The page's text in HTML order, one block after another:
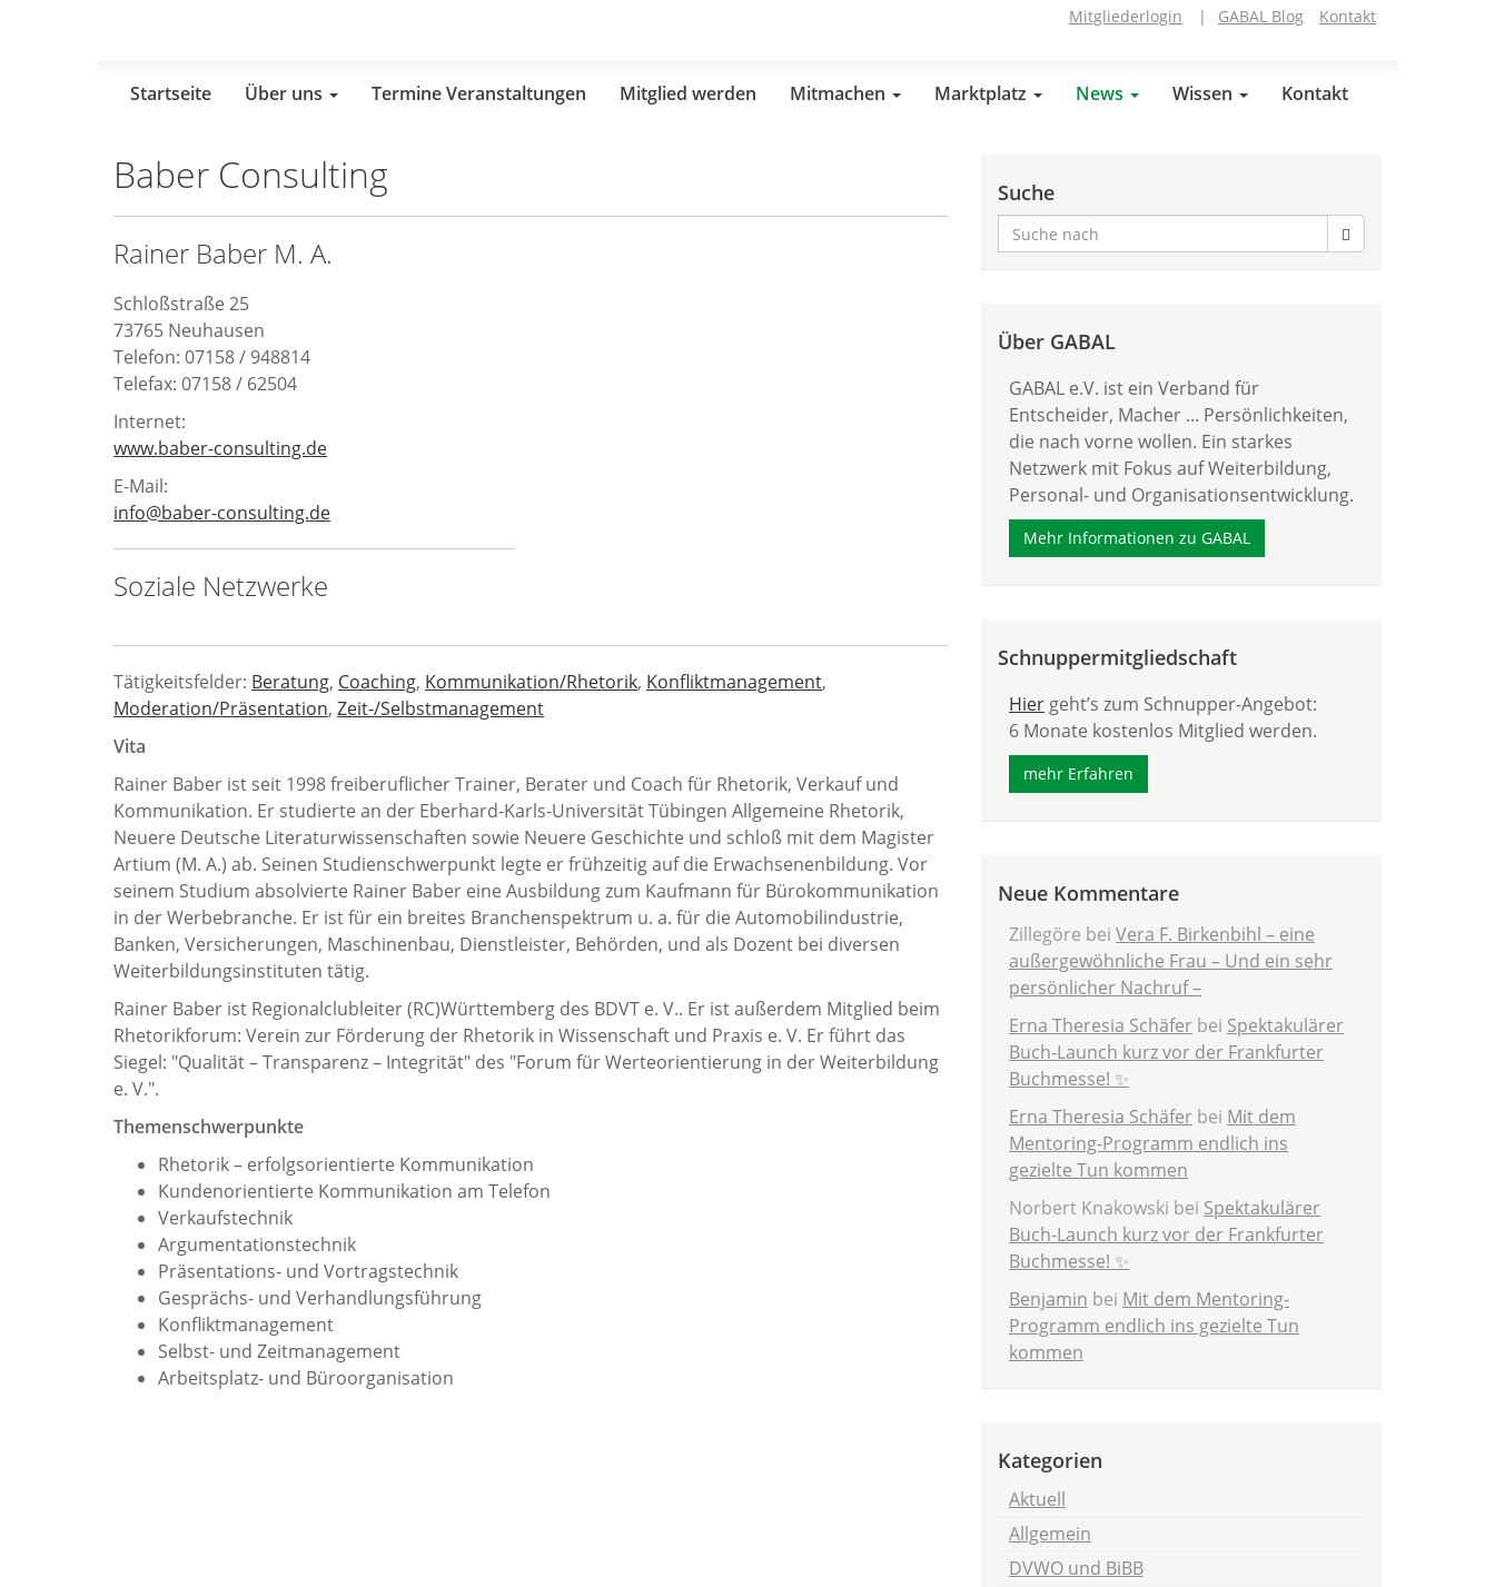
Mitgliederlogin | GABAL Blog Kontakt
Startseite Über uns Termine Veranstaltungen Mitglied werden Mitmachen Marktplatz News Wissen Kontakt
Baber Consulting
Rainer Baber M. A.
Schloßstraße 25
73765 Neuhausen
Telefon: 07158 / 948814
Telefax: 07158 / 62504
Internet:
www.baber-consulting.de
E-Mail:
info@baber-consulting.de
Soziale Netzwerke
Tätigkeitsfelder: Beratung, Coaching, Kommunikation/Rhetorik, Konfliktmanagement,
Moderation/Präsentation, Zeit-/Selbstmanagement
Vita
Rainer Baber ist seit 1998 freiberuflicher Trainer, Berater und Coach für Rhetorik, Verkauf und
Kommunikation. Er studierte an der Eberhard-Karls-Universität Tübingen Allgemeine Rhetorik,
Neuere Deutsche Literaturwissenschaften sowie Neuere Geschichte und schloß mit dem Magister
Artium (M. A.) ab. Seinen Studienschwerpunkt legte er frühzeitig auf die Erwachsenenbildung. Vor
seinem Studium absolvierte Rainer Baber eine Ausbildung zum Kaufmann für Bürokommunikation
in der Werbebranche. Er ist für ein breites Branchenspektrum u. a. für die Automobilindustrie,
Banken, Versicherungen, Maschinenbau, Dienstleister, Behörden, und als Dozent bei diversen
Weiterbildungsinstituten tätig.
Rainer Baber ist Regionalclubleiter (RC)Württemberg des BDVT e. V.. Er ist außerdem Mitglied beim
Rhetorikforum: Verein zur Förderung der Rhetorik in Wissenschaft und Praxis e. V. Er führt das
Siegel: "Qualität – Transparenz – Integrität" des "Forum für Werteorientierung in der Weiterbildung
e. V.".
Themenschwerpunkte
Rhetorik – erfolgsorientierte Kommunikation
Kundenorientierte Kommunikation am Telefon
Verkaufstechnik
Argumentationstechnik
Präsentations- und Vortragstechnik
Gesprächs- und Verhandlungsführung
Konfliktmanagement
Selbst- und Zeitmanagement
Arbeitsplatz- und Büroorganisation
Suche
Über GABAL
GABAL e.V. ist ein Verband für
Entscheider, Macher ... Persönlichkeiten,
die nach vorne wollen. Ein starkes
Netzwerk mit Fokus auf Weiterbildung,
Personal- und Organisationsentwicklung.
Mehr Informationen zu GABAL
Schnuppermitgliedschaft
Hier geht’s zum Schnupper-Angebot:
6 Monate kostenlos Mitglied werden.
mehr Erfahren
Neue Kommentare
Zillegöre bei Vera F. Birkenbihl – eine
außergewöhnliche Frau – Und ein sehr
persönlicher Nachruf –
Erna Theresia Schäfer bei Spektakulärer
Buch-Launch kurz vor der Frankfurter
Buchmesse! ✨
Erna Theresia Schäfer bei Mit dem
Mentoring-Programm endlich ins
gezielte Tun kommen
Norbert Knakowski bei Spektakulärer
Buch-Launch kurz vor der Frankfurter
Buchmesse! ✨
Benjamin bei Mit dem Mentoring-
Programm endlich ins gezielte Tun
kommen
Kategorien
Aktuell
Allgemein
DVWO und BiBB